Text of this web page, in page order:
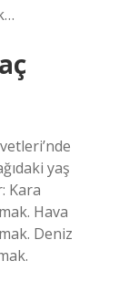
yaş
Kara
Hava
Deniz